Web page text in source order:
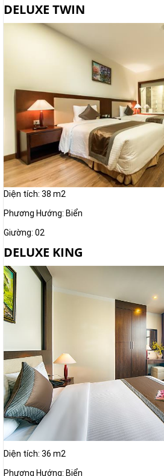
DELUXE TWIN
Diện tích: 38 m2
Phương Hướng: Biển
Giường: 02
DELUXE KING
Diện tích: 36 m2
Phương Hướng: Biển